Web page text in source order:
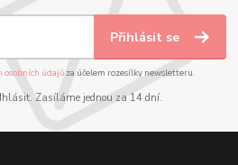
Přihlásit se
osobních údajůza účelem rozesílky newsletteru.
Zasíláme jednou za 14 dní.